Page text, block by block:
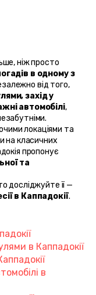
ніж просто
в одному з
від того,
захід у
автомобілі,
локаціями та
на класичних
пропонує
та
досліджуйте її —
в Каппадокії.
в Каппадокії
в